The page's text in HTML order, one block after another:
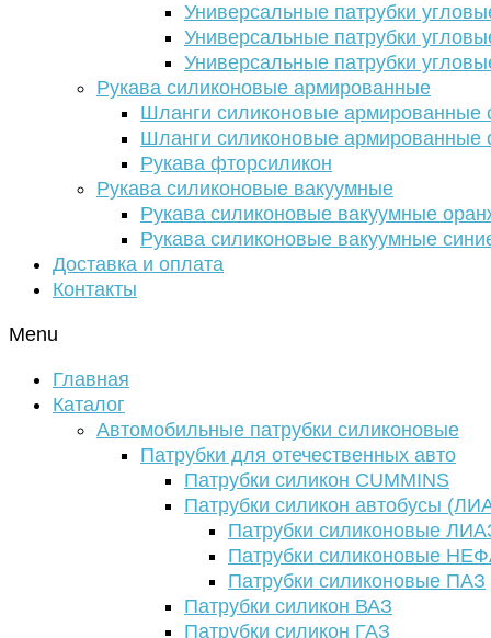
Универсальные патрубки
Универсальные патрубки
Универсальные патрубки
Рукава силиконовые армированные
Шланги силиконовые армированные
Шланги силиконовые армированные
Рукава фторсиликон
Рукава силиконовые вакуумные
Рукава силиконовые вакуумные
Рукава силиконовые вакуумные
Доставка и оплата
Контакты
Menu
Главная
Каталог
Автомобильные патрубки силиконовые
Патрубки для отечественных авто
Патрубки силикон CUMMINS
Патрубки силикон автобусы
Патрубки силиконовые
Патрубки силиконовые
Патрубки силиконовые ПАЗ
Патрубки силикон ВАЗ
Патрубки силикон ГАЗ